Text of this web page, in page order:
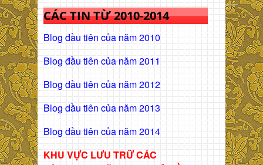
CÁC TIN TỪ 2010-2014
Blog đầu tiên của năm 2010
Blog đầu tiên của năm 2011
Blog dầu tiên của năm 2012
Blog dầu tiên của năm 2013
Blog dầu tiên của năm 2014
KHU VỰC LƯU TRỮ CÁC